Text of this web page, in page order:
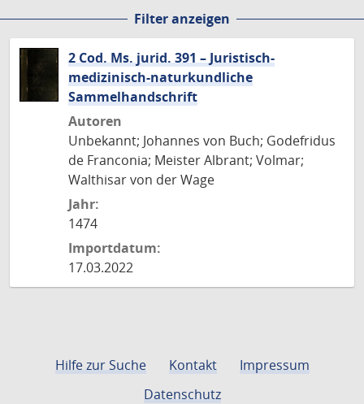
Filter anzeigen
2 Cod. Ms. jurid. 391 – Juristisch-
medizinisch-naturkundliche
Sammelhandschrift
Autoren
Unbekannt; Johannes von Buch; Godefridus
de Franconia; Meister Albrant; Volmar;
Walthisar von der Wage
Jahr:
1474
Importdatum:
17.03.2022
Hilfe zur Suche Kontakt
Impressum
Datenschutz